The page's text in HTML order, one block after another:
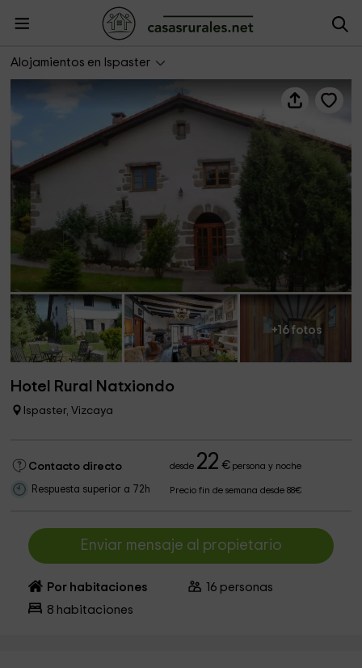
Alojamientos en Ispaster
Hotel Rural Natxiondo
+16 fotos
Hotel Rural Natxiondo
Ispaster, Vizcaya
Contacto directo desde 22 €persona y noche
Respuesta superior a 72h Precio fin de semana desde 88€
Enviar mensaje al propietario
Por habitaciones 16 personas
8 habitaciones